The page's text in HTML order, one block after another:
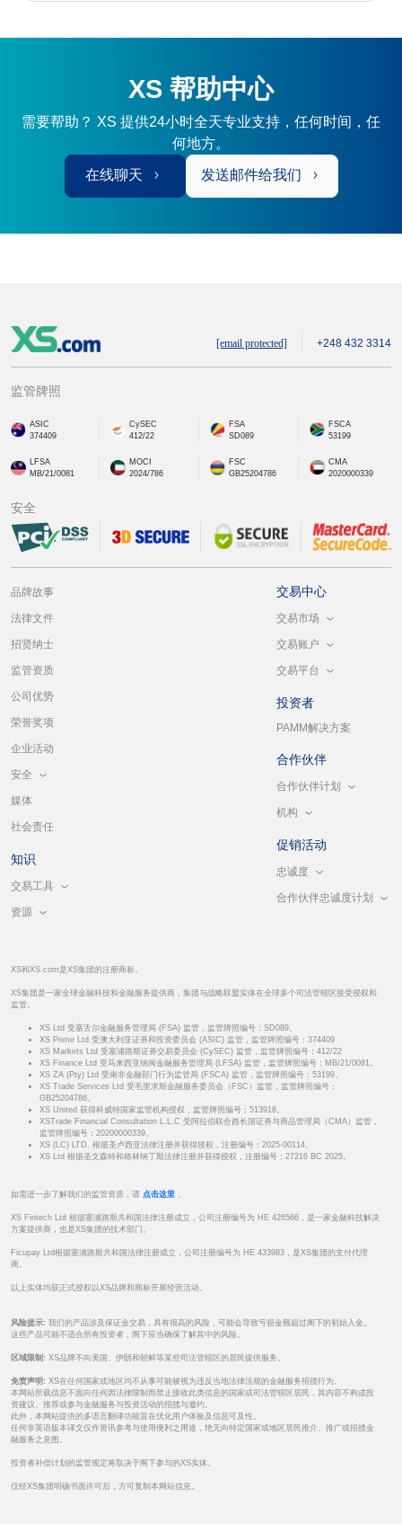
XS 帮助中心
需要帮助？ XS 提供24小时全天专业支持，任何时间，任
何地方。
在线聊天 发送邮件给我们
[email protected] +248 432 3314
监管牌照
ASIC
374409
CySEC
412/22
FSA
SD089
FSCA
53199
LFSA
MB/21/0081
MOCI
2024/786
FSC
GB25204786
CMA
2020000339
安全
品牌故事
法律文件
招贤纳士
监管资质
公司优势
荣誉奖项
企业活动
安全
媒体
社会责任
知识
交易工具
资源
交易中心
交易市场
交易账户
交易平台
投资者
PAMM解决方案
合作伙伴
合作伙伴计划
机构
促销活动
忠诚度
合作伙伴忠诚度计划
XS和XS.com是XS集团的注册商标。
XS集团是一家全球金融科技和金融服务提供商，集团与战略联盟实体在全球多个司法管辖区接受授权和
监管。
XS Ltd 受塞舌尔金融服务管理局 (FSA) 监管，监管牌照编号：SD089。
XS Prime Ltd 受澳大利亚证券和投资委员会 (ASIC) 监管，监管牌照编号：374409
XS Markets Ltd 受塞浦路斯证券交易委员会 (CySEC) 监管，监管牌照编号：412/22
XS Finance Ltd 受马来西亚纳闽金融服务管理局 (LFSA) 监管，监管牌照编号：MB/21/0081。
XS ZA (Pty) Ltd 受南非金融部门行为监管局 (FSCA) 监管，监管牌照编号：53199。
XS Trade Services Ltd 受毛里求斯金融服务委员会（FSC）监管，监管牌照编号：
GB25204786。
XS United 获得科威特国家监管机构授权，监管牌照编号：513918。
XSTrade Financial Consultation L.L.C 受阿拉伯联合酋长国证券与商品管理局（CMA）监管，
监管牌照编号：20200000339。
XS (LC) LTD. 根据圣卢西亚法律注册并获得授权，注册编号：2025-00114。
XS Ltd 根据圣文森特和格林纳丁斯法律注册并获得授权，注册编号：27216 BC 2025。
如需进一步了解我们的监管资质，请 点击这里 。
XS Fintech Ltd 根据塞浦路斯共和国法律注册成立，公司注册编号为 HE 426566，是一家金融科技解决
方案提供商，也是XS集团的技术部门。
Ficupay Ltd根据塞浦路斯共和国法律注册成立，公司注册编号为 HE 433983，是XS集团的支付代理
商。
以上实体均获正式授权以XS品牌和商标开展经营活动。
风险提示: 我们的产品涉及保证金交易，具有很高的风险，可能会导致亏损金额超过阁下的初始入金。
这些产品可能不适合所有投资者，阁下应当确保了解其中的风险。
区域限制: XS品牌不向美国、伊朗和朝鲜等某些司法管辖区的居民提供服务。
免责声明: XS在任何国家或地区均不从事可能被视为违反当地法律法规的金融服务招揽行为。
本网站所载信息不面向任何因法律限制而禁止接收此类信息的国家或司法管辖区居民，其内容不构成投
资建议、推荐或参与金融服务与投资活动的招揽与邀约。
此外，本网站提供的多语言翻译功能旨在优化用户体验及信息可及性。
任何非英语版本译文仅作资讯参考与使用便利之用途，绝无向特定国家或地区居民推介、推广或招揽金
融服务之意图。
投资者补偿计划的监管规定将取决于阁下参与的XS实体。
仅经XS集团明确书面许可后，方可复制本网站信息。